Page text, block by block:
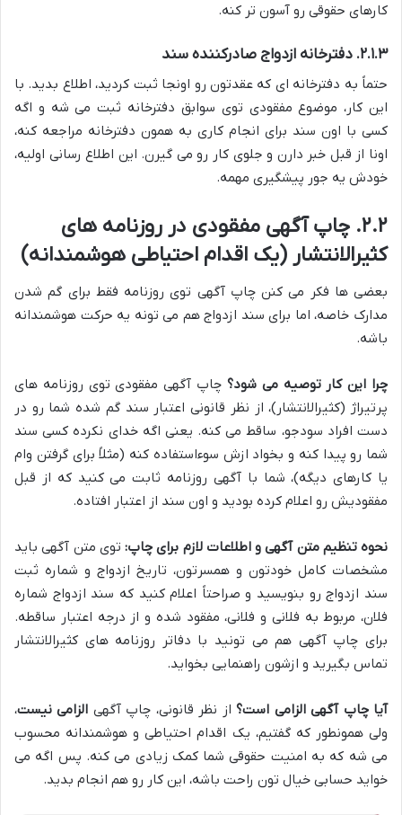
کارهای حقوقی رو آسون تر کنه.
۲.۱.۳. دفترخانه ازدواج صادرکننده سند
حتماً به دفترخانه ای که عقدتون رو اونجا ثبت کردید، اطلاع بدید. با
این کار، موضوع مفقودی توی سوابق دفترخانه ثبت می شه و اگه
کسی با اون سند برای انجام کاری به همون دفترخانه مراجعه کنه،
اونا از قبل خبر دارن و جلوی کار رو می گیرن. این اطلاع رسانی اولیه،
خودش یه جور پیشگیری مهمه.
۲.۲. چاپ آگهی مفقودی در روزنامه های
کثیرالانتشار (یک اقدام احتیاطی هوشمندانه)
بعضی ها فکر می کنن چاپ آگهی توی روزنامه فقط برای گم شدن
مدارک خاصه، اما برای سند ازدواج هم می تونه یه حرکت هوشمندانه
باشه.
چرا این کار توصیه می شود؟ چاپ آگهی مفقودی توی روزنامه های
پرتیراژ (کثیرالانتشار)، از نظر قانونی اعتبار سند گم شده شما رو در
دست افراد سودجو، ساقط می کنه. یعنی اگه خدای نکرده کسی سند
شما رو پیدا کنه و بخواد ازش سوءاستفاده کنه (مثلاً برای گرفتن وام
یا کارهای دیگه)، شما با آگهی روزنامه ثابت می کنید که از قبل
مفقودیش رو اعلام کرده بودید و اون سند از اعتبار افتاده.
نحوه تنظیم متن آگهی و اطلاعات لازم برای چاپ: توی متن آگهی باید
مشخصات کامل خودتون و همسرتون، تاریخ ازدواج و شماره ثبت
سند ازدواج رو بنویسید و صراحتاً اعلام کنید که سند ازدواج شماره
فلان، مربوط به فلانی و فلانی، مفقود شده و از درجه اعتبار ساقطه.
برای چاپ آگهی هم می تونید با دفاتر روزنامه های کثیرالانتشار
تماس بگیرید و ازشون راهنمایی بخواید.
آیا چاپ آگهی الزامی است؟از نظر قانونی، چاپ آگهی الزامی نیست،
ولی همونطور که گفتیم، یک اقدام احتیاطی و هوشمندانه محسوب
می شه که به امنیت حقوقی شما کمک زیادی می کنه. پس اگه می
خواید حسابی خیال تون راحت باشه، این کار رو هم انجام بدید.